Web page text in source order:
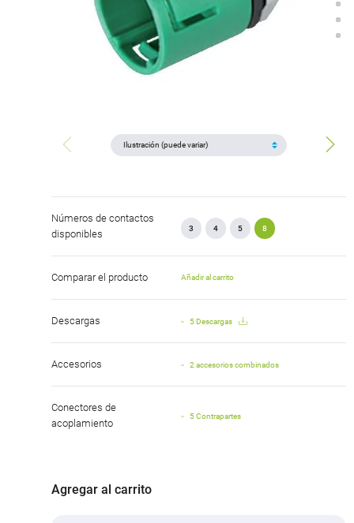
Números de contactos
disponibles
3 4 5 8
Comparar el producto Añadir al carrito
Descargas 5 Descargas
Accesorios 2 accesorios combinados
Conectores de
acoplamiento
5 Contrapartes
Agregar al carrito